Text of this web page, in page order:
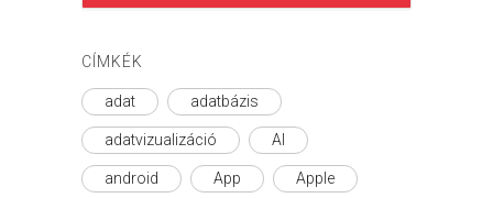
CÍMKÉK
adat adatbázis
adatvizualizáció AI
android App Apple